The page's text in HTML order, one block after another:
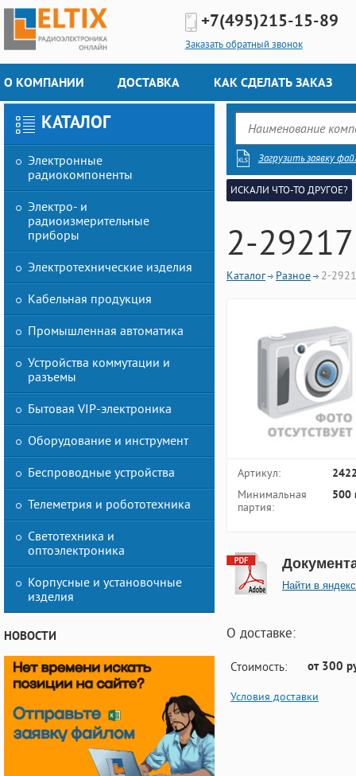
+7(495)215-15-89
Заказать обратный звонок
О КОМПАНИИ ДОСТАВКА КАК СДЕЛАТЬ ЗАКАЗ
КАТАЛОГ
Электронные
радиокомпоненты
Электро- и
радиоизмерительные
приборы
Электротехнические изделия
Кабельная продукция
Промышленная автоматика
Устройства коммутации и
разъемы
Бытовая VIP-электроника
Оборудование и инструмент
Беспроводные устройства
Телеметрия и робототехника
Светотехника и
оптоэлектроника
Корпусные и установочные
изделия
НОВОСТИ
Загрузить заявку
ИСКАЛИ ЧТО-ТО ДРУГОЕ?
2-
Каталог Разное 2-
Артикул:
Минимальная
партия:
500
Найти в яндекс
О доставке:
Стоимость: от 300
Условия доставки